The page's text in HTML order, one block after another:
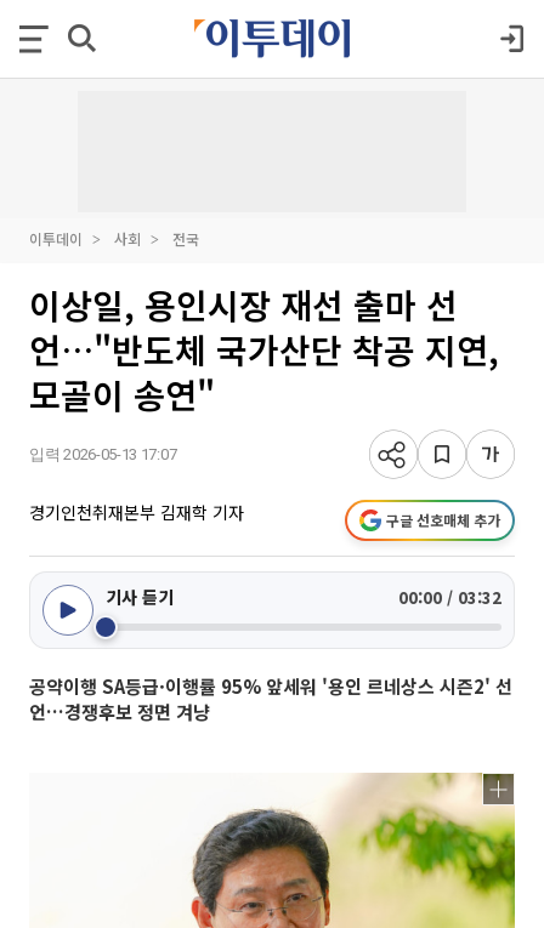
이투데이 사회 전국
이상일, 용인시장 재선 출마 선
언…"반도체 국가산단 착공 지연,
모골이 송연"
입력 2026-05-13 17:07
경기인천취재본부 김재학 기자 구글 선호매체 추가
기사 듣기 00:00 / 03:32
공약이행 SA등급·이행률 95% 앞세워 '용인 르네상스 시즌2' 선
언…경쟁후보 정면 겨냥